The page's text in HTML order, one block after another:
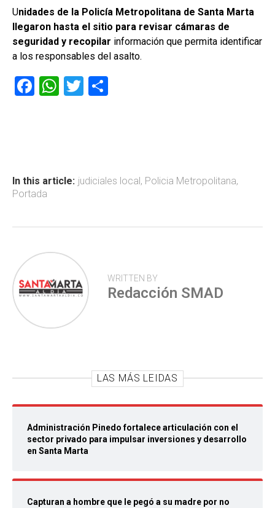
Unidades de la Policía Metropolitana de Santa Marta
llegaron hasta el sitio para revisar cámaras de
seguridad y recopilar información que permita identificar
a los responsables del asalto.
F
ok
W
p
T
tir
In this article: judiciales local , Policia Metropolitana,
Portada
WRITTEN BY
Redacción SMAD
LAS MÁS LEIDAS
Administración Pinedo fortalece articulación con el
sector privado para impulsar inversiones y desarrollo
en Santa Marta
Capturan a hombre que le pegó a su madre por no